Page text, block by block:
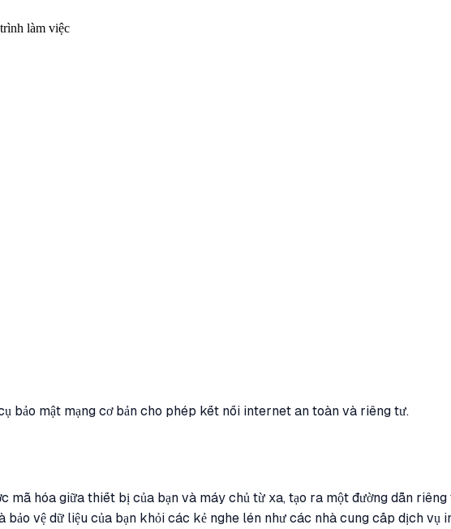
làm việc
bảo mật mạng cơ bản cho phép kết nối internet an toàn và riêng tư.
mã hóa giữa thiết bị của bạn và máy chủ từ xa, tạo ra một đường dẫn
vệ dữ liệu của bạn khỏi các kẻ nghe lén như các nhà cung cấp dịch